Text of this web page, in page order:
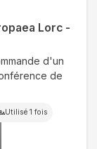
Lorc -
d'un
de
Utilisé 1 fois